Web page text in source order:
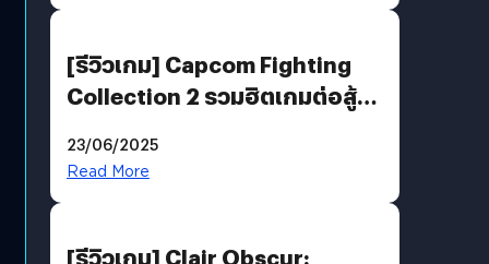
[รีวิวเกม] Capcom Fighting
Collection 2 รวมฮิตเกมต่อสู้ใน
23/06/2025
Read More
[รีวิวเกม] Clair Obscur: